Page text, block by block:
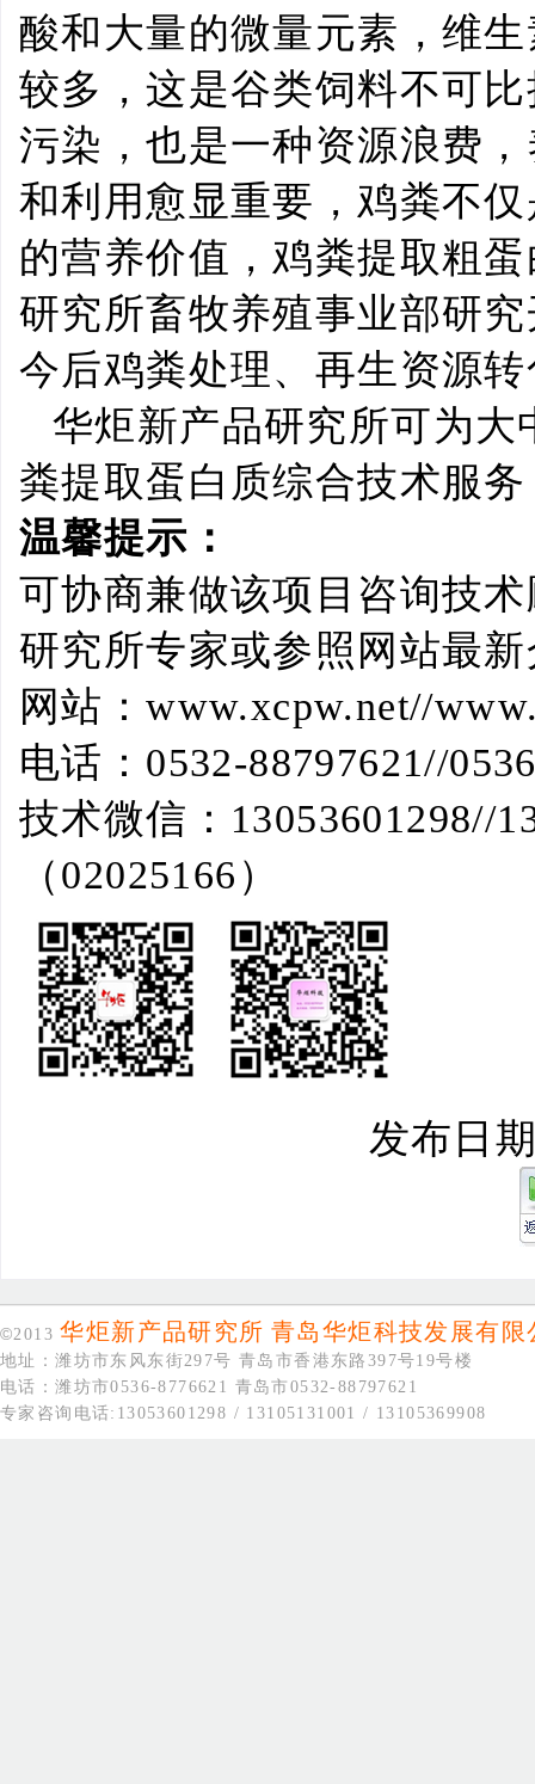
酸和大量的微量元素，维
较多，这是谷类饲料不可
污染，也是一种资源浪费
和利用愈显重要，鸡粪不
的营养价值，鸡粪提取粗
研究所畜牧养殖事业部研
今后鸡粪处理、再生资源
华炬新产品研究所可为
粪提取蛋白质综合技术服
温馨提示：
可协商兼做该项目咨询技
研究所专家或参照网站最
网站：www.xcpw.net//
电话： 0532-88797621//
技术微信： 13053601298//
（02025166 ）
发布日
©2013华炬新产品研究所 青岛华炬科技发展有限
地址：潍坊市东风东街297号 青岛市香港东路397号19号楼
电话：潍坊市0536-8776621 青岛市0532-88797621
专家咨询电话:13053601298 / 13105131001 / 13105369908